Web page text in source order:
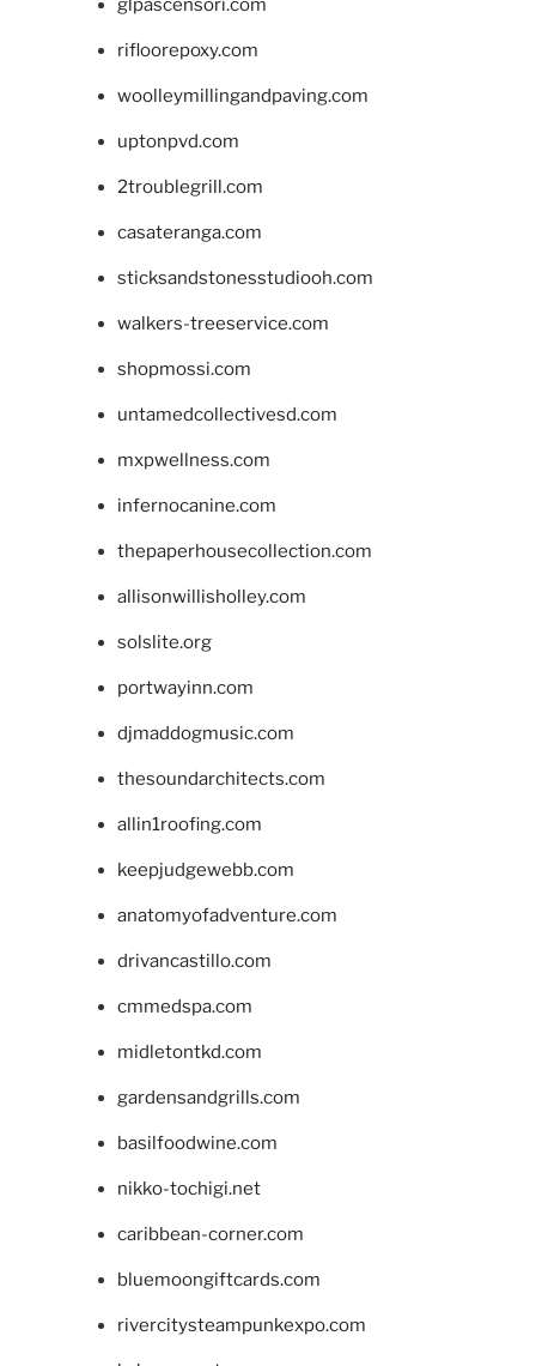
glpascensori.com
rifloorepoxy.com
woolleymillingandpaving.com
uptonpvd.com
2troublegrill.com
casateranga.com
sticksandstonesstudiooh.com
walkers-treeservice.com
shopmossi.com
untamedcollectivesd.com
mxpwellness.com
infernocanine.com
thepaperhousecollection.com
allisonwillisholley.com
solslite.org
portwayinn.com
djmaddogmusic.com
thesoundarchitects.com
allin1roofing.com
keepjudgewebb.com
anatomyofadventure.com
drivancastillo.com
cmmedspa.com
midletontkd.com
gardensandgrills.com
basilfoodwine.com
nikko-tochigi.net
caribbean-corner.com
bluemoongiftcards.com
rivercitysteampunkexpo.com